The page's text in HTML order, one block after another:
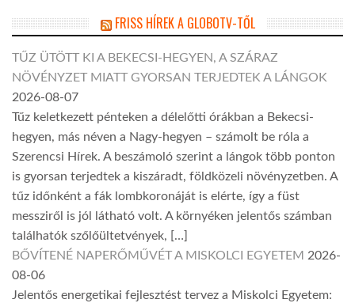
FRISS HÍREK A GLOBOTV-TŐL
TŰZ ÜTÖTT KI A BEKECSI-HEGYEN, A SZÁRAZ
NÖVÉNYZET MIATT GYORSAN TERJEDTEK A LÁNGOK
2026-08-07
Tűz keletkezett pénteken a délelőtti órákban a Bekecsi-
hegyen, más néven a Nagy-hegyen – számolt be róla a
Szerencsi Hírek. A beszámoló szerint a lángok több ponton
is gyorsan terjedtek a kiszáradt, földközeli növényzetben. A
tűz időnként a fák lombkoronáját is elérte, így a füst
messziről is jól látható volt. A környéken jelentős számban
találhatók szőlőültetvények, […]
BŐVÍTENÉ NAPERŐMŰVÉT A MISKOLCI EGYETEM 2026-
08-06
Jelentős energetikai fejlesztést tervez a Miskolci Egyetem: